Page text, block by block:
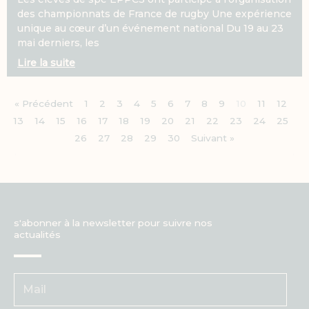
des championnats de France de rugby Une expérience
unique au cœur d’un événement national Du 19 au 23
mai derniers, les
Lire la suite
« Précédent 1 2 3 4 5 6 7 8 9 10 11
12
13
14 15 16 17 18 19 20 21 22 23 24
25
26
27 28 29 30 Suivant »
s'abonner à la newsletter pour suivre nos
actualités